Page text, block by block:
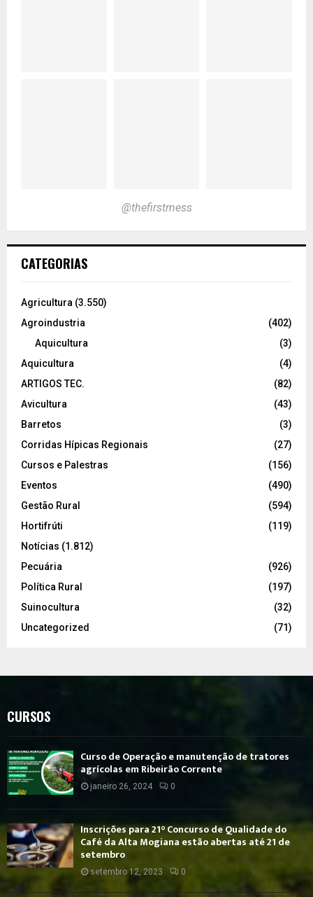
@thefirstmess
CATEGORIAS
Agricultura (3.550)
Agroindustria
(402)
Aquicultura
(3)
Aquicultura
(4)
ARTIGOS TEC.
(82)
Avicultura
(43)
Barretos
(3)
Corridas Hípicas Regionais
(27)
Cursos e Palestras
(156)
Eventos
(490)
Gestão Rural
(594)
Hortifrúti
(119)
Notícias (1.812)
Pecuária
(926)
Política Rural
(197)
Suinocultura
(32)
Uncategorized
(71)
CURSOS
Curso de Operação e manutenção de tratores
agrícolas em Ribeirão Corrente
janeiro 26, 2024 0
Inscrições para 21° Concurso de Qualidade do
Café da Alta Mogiana estão abertas até 21 de
setembro
setembro 12, 2023 0